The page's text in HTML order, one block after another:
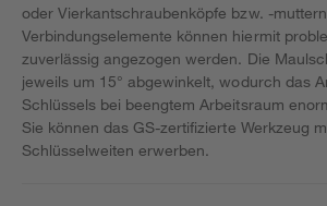
oder Vierkantschraubenköpfe bzw. -
Verbindungselemente können hiermit
zuverlässig angezogen werden. Die
jeweils um 15° abgewinkelt, wodurch das
Schlüssels bei beengtem Arbeitsraum
Sie können das GS-zertifizierte Werkzeug
Schlüsselweiten erwerben.